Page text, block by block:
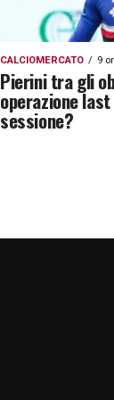
CALCIOMERCATO 9
Pierini tra gli
operazione
sessione?